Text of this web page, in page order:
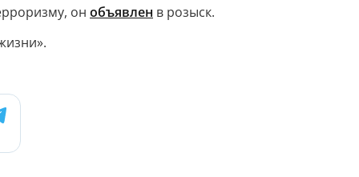
он объявлен в розыск.